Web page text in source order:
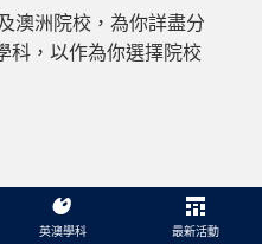
澳洲院校，為你詳盡分
科，以作為你選擇院校
英澳學科 最新活動